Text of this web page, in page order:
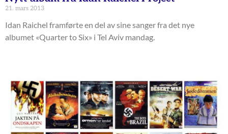
21. mars 2013
Idan Raichel framførte en del av sine sanger fra det nye
albumet «Quarter to Six» i Tel Aviv mandag.